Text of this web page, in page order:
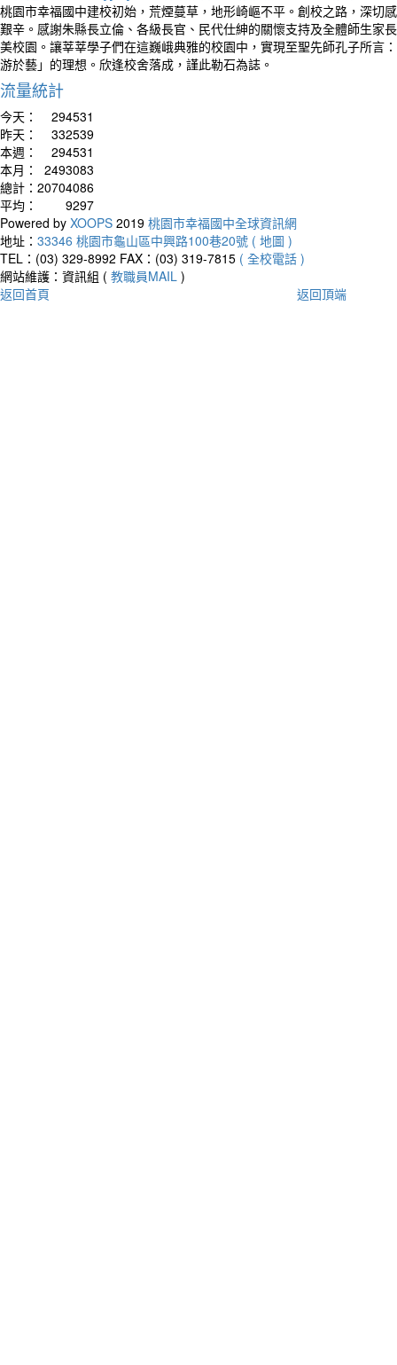
桃園市幸福國中建校初始，荒煙蔓草，地形崎嶇不平。創校之路，深切
艱辛。感謝朱縣長立倫、各級長官、民代仕紳的關懷支持及全體師生家
美校園。讓莘莘學子們在這巍峨典雅的校園中，實現至聖先師孔子所言
游於藝」的理想。欣逢校舍落成，謹此勒石為誌。
流量統計
今天：
294531
昨天：
332539
本週：
294531
本月：
2493083
總計： 20704086
平均：
9297
Powered by XOOPS 2019 桃園市幸福國中全球資訊網
地址： 33346 桃園市龜山區中興路100巷20號 ( 地圖 )
TEL：(03) 329-8992 FAX：(03) 319-7815 ( 全校電話 )
網站維護：資訊組 ( 教職員MAIL )
返回首頁
返回頂端